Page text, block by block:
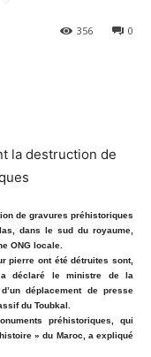
0
356
de gravures préhistoriques
dans le sud du royaume,
ONG locale.
pierre ont été détruites sont,
déclaré le ministre de la
déplacement de presse
du Toubkal.
préhistoriques, qui
» du Maroc, a expliqué